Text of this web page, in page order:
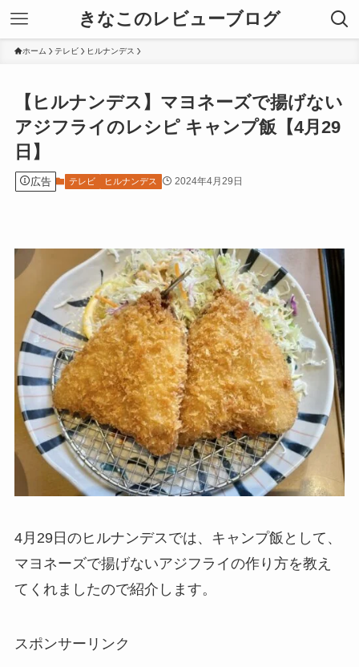
きなこのレビューブログ
ホーム テレビ ヒルナンデス
【ヒルナンデス】マヨネーズで揚げない
アジフライのレシピ キャンプ飯【4月29
日】
広告 テレビ ヒルナンデス 2024年4月29日
4月29日のヒルナンデスでは、キャンプ飯として、
マヨネーズで揚げないアジフライの作り方を教え
てくれましたので紹介します。
スポンサーリンク